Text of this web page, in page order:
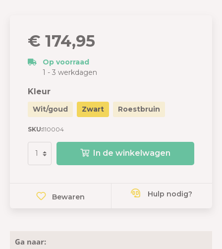
€ 174,95
Op voorraad
1 - 3 werkdagen
Kleur
Wit/goud Zwart Roestbruin
SKU:110004
In de winkelwagen
Bewaren Hulp nodig?
Ga naar: